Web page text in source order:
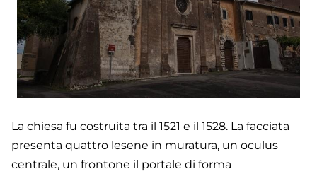
La chiesa fu costruita tra il 1521 e il 1528. La facciata
presenta quattro lesene in muratura, un oculus
centrale, un frontone il portale di forma